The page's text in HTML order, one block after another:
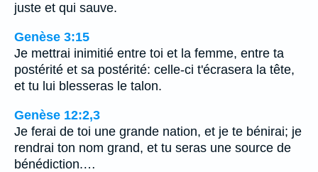
juste et qui sauve.
Genèse 3:15
Je mettrai inimitié entre toi et la femme, entre ta
postérité et sa postérité: celle-ci t'écrasera la tête,
et tu lui blesseras le talon.
Genèse 12:2,3
Je ferai de toi une grande nation, et je te bénirai; je
rendrai ton nom grand, et tu seras une source de
bénédiction.…